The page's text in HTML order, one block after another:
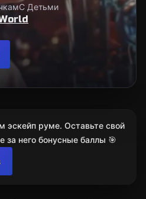
С Детьми
эскейп руме. Оставьте свой
за него бонусные баллы 🎯